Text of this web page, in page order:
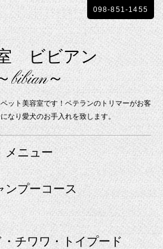
室 ビビアン
bibian～
ット美容室です！ベテランのトリマーがお客
なり愛犬のお手入れを致します。
098-851-1455
メニュー
ンプーコース
チワワ・トイプード